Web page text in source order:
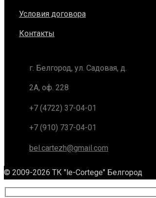
Условия договора
Контакты
г. Белгород, ул. Садовая, д.
2А, оф. 228
+7 (4722) 37-04-01
+7 (910) 737-04-01
bel.cartezh@gmail.com
© 2009-2026 ТК "le-Cortege" Белгород